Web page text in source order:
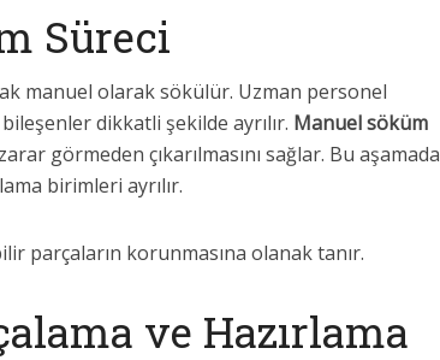
Süreci
manuel olarak sökülür. Uzman personel
dikkatli şekilde ayrılır. Manuel söküm
görmeden çıkarılmasını sağlar. Bu aşamada
birimleri ayrılır.
parçaların korunmasına olanak tanır.
ve Hazırlama